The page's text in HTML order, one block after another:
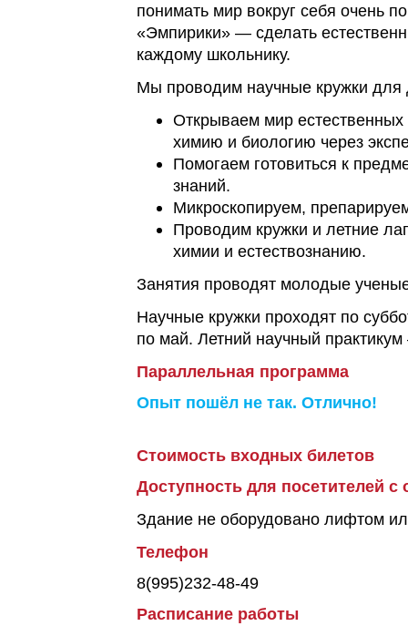
понимать мир вокруг себя очень
«Эмпирики» — сделать
каждому школьнику.
Мы проводим научные кружки для
Открываем мир естественных
химию и биологию через
Помогаем готовиться к
знаний.
Микроскопируем,
Проводим кружки и летние
химии и естествознанию.
Занятия проводят молодые
Научные кружки проходят по
по май. Летний научный
Параллельная программа
Опыт пошёл не так. Отлично!
Стоимость входных билетов
Доступность для посетителей
Здание не оборудовано лифтом
Телефон
8(995)232-48-49
Расписание работы